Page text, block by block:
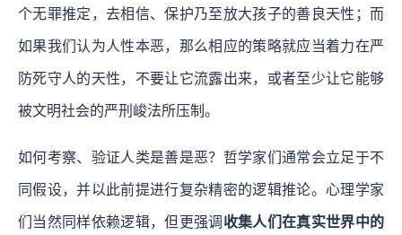
个无罪推定，去相信、保护乃至放大孩子的善良天性；而
如果我们认为人性本恶，那么相应的策略就应当着力在严
防死守人的天性，不要让它流露出来，或者至少让它能够
被文明社会的严刑峻法所压制。
如何考察、验证人类是善是恶？哲学家们通常会立足于不
同假设，并以此前提进行复杂精密的逻辑推论。心理学家
们当然同样依赖逻辑，但更强调 收集人们在真实世界中的